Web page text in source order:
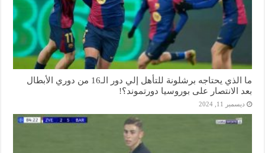
ما الذي يحتاجه برشلونة للتأهل إلي دور الـ16 من دوري الأبطال
بعد الانتصار على بوروسيا دورتموند؟!
ديسمبر 11, 2024